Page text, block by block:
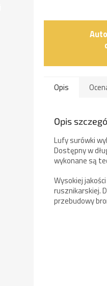
Opis
Opis
Lufy surówki
Dostępny w
wykonane są
Wysokiej
rusznikarskiej.
przebudowy